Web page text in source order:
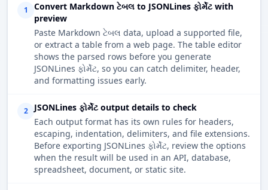
1
Convert Markdown ટેબલ to JSONLines ફોર્મેટ with
preview
Paste Markdown ટેબલ data, upload a supported file,
or extract a table from a web page. The table editor
shows the parsed rows before you generate
JSONLines ફોર્મેટ, so you can catch delimiter, header,
and formatting issues early.
2
JSONLines ફોર્મેટ output details to check
Each output format has its own rules for headers,
escaping, indentation, delimiters, and file extensions.
Before exporting JSONLines ફોર્મેટ, review the options
when the result will be used in an API, database,
spreadsheet, document, or static site.